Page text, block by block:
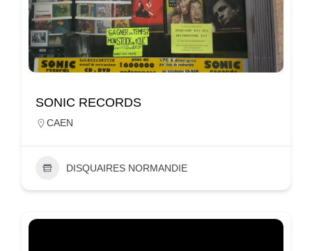
SONIC RECORDS
CAEN
DISQUAIRES NORMANDIE